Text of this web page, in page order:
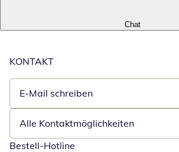
Chat
KONTAKT
E-Mail schreiben
Öffnet E-Mail-Client
Alle Kontaktmöglichkeiten
Bestell-Hotline